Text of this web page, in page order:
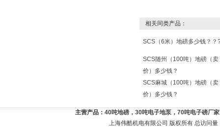
相关同类产品：
SCS（6米）地磅多少钱？？
SCS随州（100吨）地磅（卖
价）多少钱？
SCS麻城（100吨）地磅（卖
价）多少钱？
主营产品： 40吨地磅，30吨电子地泵，70吨电子磅厂
上海伟酷机电有限公司 版权所有 总访问量